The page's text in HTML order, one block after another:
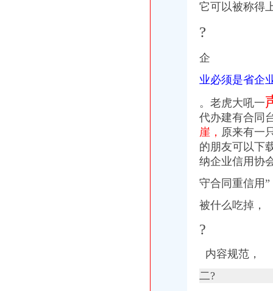
它可以被称得
?
企
业必须是省企
。老虎大吼一
代办建有合同
崖， 原来有一
的朋友可以下
纳企业信用协
守合同重信用”
被什么吃掉，
?
内容规范，
二?